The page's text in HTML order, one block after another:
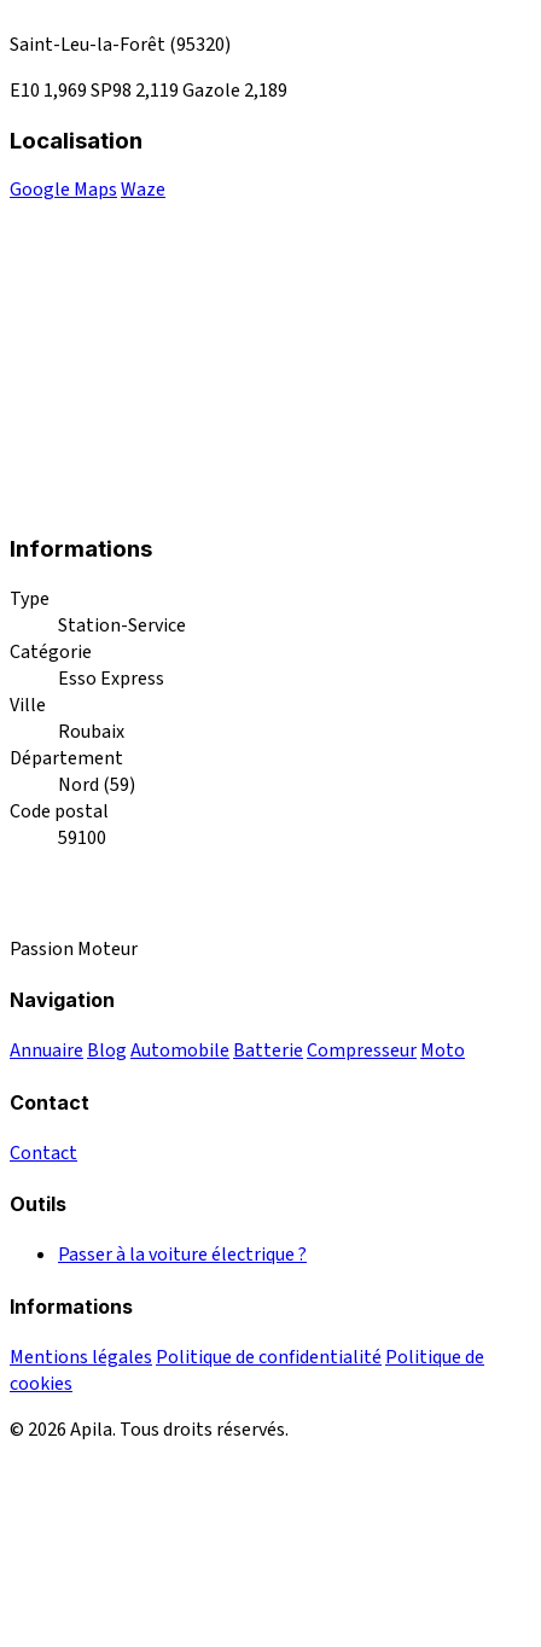
Saint-Leu-la-Forêt(95320)
E10 1,969SP98 2,119Gazole 2,189
Localisation
Google MapsWaze
Informations
Type
Station-Service
Catégorie
Esso Express
Ville
Roubaix
Département
Nord (59)
Code postal
59100
Passion Moteur
Navigation
Annuaire BlogAutomobile BatterieCompresseurMoto
Contact
Contact
Outils
Passer à la voiture électrique ?
Informations
Mentions légales Politique de confidentialité Politique de
cookies
© 2026 Apila. Tous droits réservés.